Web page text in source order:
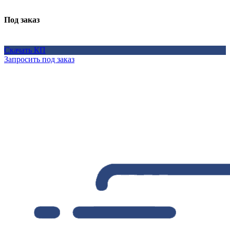
Под заказ
Скачать КП
Запросить под заказ